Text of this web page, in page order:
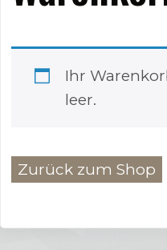
Ihr
leer.
Zurück zum Shop